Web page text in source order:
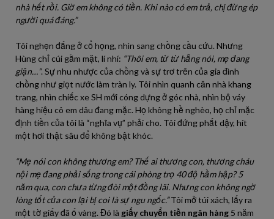
nhà hết rồi. Giờ em không có tiền. Khi nào có em trả, chị đừng ép
người quá đáng.”
Tôi nghẹn đắng ở cổ họng, nhìn sang chồng cầu cứu. Nhưng
Hùng chỉ cúi gằm mặt, lí nhí: “Thôi em, từ từ hẵng nói, mẹ đang
giận…”. Sự nhu nhược của chồng và sự trơ trẽn của gia đình
chồng như giọt nước làm tràn ly. Tôi nhìn quanh căn nhà khang
trang, nhìn chiếc xe SH mới cóng dựng ở góc nhà, nhìn bộ váy
hàng hiệu cô em dâu đang mặc. Họ không hề nghèo, họ chỉ mặc
định tiền của tôi là “nghĩa vụ” phải cho. Tôi đứng phắt dậy, hít
một hơi thật sâu để không bật khóc.
“Mẹ nói con không thương em? Thế ai thương con, thương cháu
nội mẹ đang phải sống trong cái phòng trọ 40 độ hầm hập? 5
năm qua, con chưa từng đòi một đồng lãi. Nhưng con không ngờ
lòng tốt của con lại bị coi là sự ngu ngốc.”Tôi mở túi xách, lấy ra
một tờ giấy đã ố vàng. Đó là giấy chuyển tiền ngân hàng 5 năm